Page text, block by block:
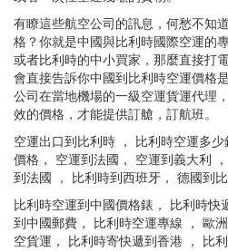
有瞭這些航空公司的訊息，何愁不知
格？你就是中國與比利時國際空運的
或者比利時的中小買家，那麼直接打
會直接告訴你中國到比利時空運價格
公司在當地機場的一級空運貨運代理
效的價格，才能提供訂艙，訂航班。
空運出口到比利時 ， 比利時空運多
價格， 空運到法國， 空運到義大利
到法國 ， 比利時到西班牙， 德國到比
比利時空運到中國價格錶， 比利時
到中國郵費， 比利時空運專線 ， 歐
空貨運， 比利時寄快遞到香港 ， 比